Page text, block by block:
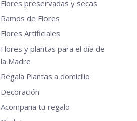
Flores preservadas y secas
Ramos de Flores
Flores Artificiales
Flores y plantas para el día de
la Madre
Regala Plantas a domicilio
Decoración
Acompaña tu regalo